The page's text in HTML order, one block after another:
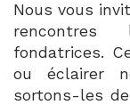
Nous vous
rencontres
fondatrices.
ou éclairer
sortons-les